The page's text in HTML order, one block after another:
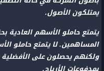
يمتلكون الأصول.
يتمتع حاملو الأسهم العادية
المساهمين. لا يتمتع حاملو
ولكنهم يحصلون على